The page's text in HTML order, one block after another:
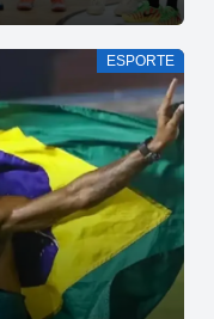
ESPORTE